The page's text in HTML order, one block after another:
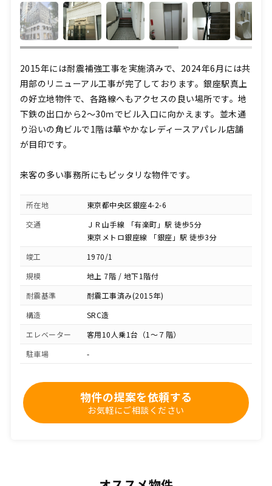
2015年には耐震補強工事を実施済みで、2024年6月には共
用部のリニューアル工事が完了しております。銀座駅真上
の好立地物件で、各路線へもアクセスの良い場所です。地
下鉄の出口から2～30ｍでビル入口に向かえます。並木通
り沿いの角ビルで1階は華やかなレディースアパレル店舗
が目印です。
来客の多い事務所にもピッタリな物件です。
所在地
東京都中央区銀座4-2-6
交通
ＪＲ山手線 「有楽町」駅 徒歩5分
東京メトロ銀座線 「銀座」駅 徒歩3分
竣工
1970/1
規模
地上 7階 / 地下1階付
耐震基準
耐震工事済み(2015年)
構造
SRC造
エレベーター
客用10人乗1台（1～７階）
駐車場
-
物件の提案を依頼する
お気軽にご相談ください